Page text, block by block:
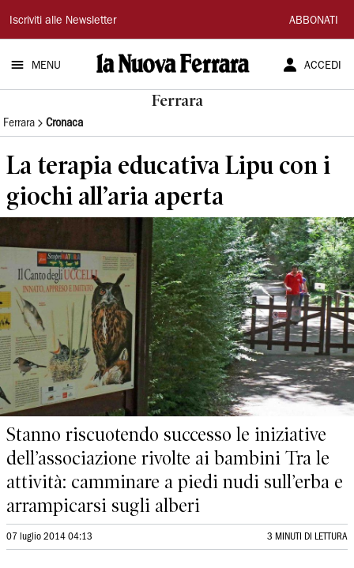
La
Nuova
Ferrara
Iscriviti alle Newsletter ABBONATI
MENU ACCEDI
Ferrara
Ferrara Cronaca
La terapia educativa Lipu con i
giochi all’aria aperta
Stanno riscuotendo successo le iniziative
dell’associazione rivolte ai bambini Tra le
attività: camminare a piedi nudi sull’erba e
arrampicarsi sugli alberi
07 luglio 2014 04:13 3 MINUTI DI LETTURA